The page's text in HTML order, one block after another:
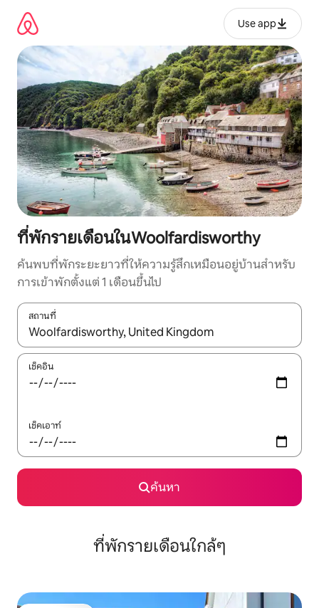
เนื้อหา
Use app
ที่พักรายเดือนในWoolfardisworthy
ค้นพบที่พักระยะยาวที่ให้ความรู้สึกเหมือนอยู่บ้านสำหรับ
การเข้าพักตั้งแต่ 1 เดือนขึ้นไป
สถานที่
ใช้ลูกศรขึ้นลง หรือใช้การสัมผัสหรือปัด เพื่อสำรวจผลการค้นหา
เช็คอิน
เช็คเอาท์
ค้นหา
ที่พักรายเดือนใกล้ๆ